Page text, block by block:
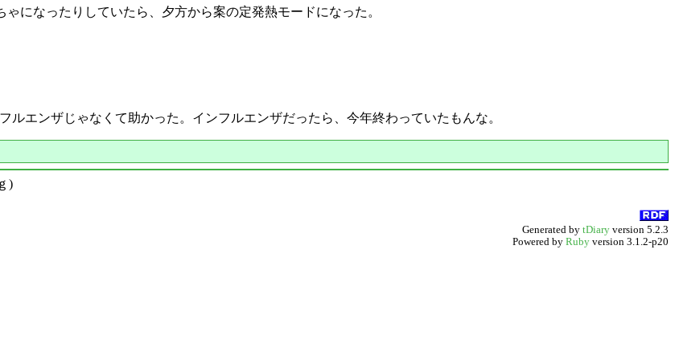
になったりしていたら、夕方から案の定発熱モードになった。
エンザじゃなくて助かった。インフルエンザだったら、今年終わっていたもんな。
)
Generated by tDiary version 5.2.3
Powered by Ruby version 3.1.2-p20